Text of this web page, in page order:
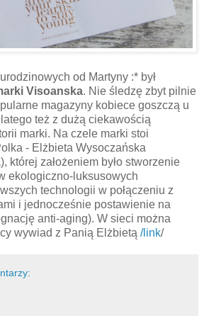
od Martyny :* był
Visoanska. Nie śledzę zbyt pilnie
magazyny kobiece goszczą u
też z dużą ciekawością
marki. Na czele marki stoi
- Elżbieta Wysoczańska
której założeniem było stworzenie
ekologiczno-luksusowych
technologii w połączeniu z
i jednocześnie postawienie na
anti-aging). W sieci można
wywiad z Panią Elżbietą /link/